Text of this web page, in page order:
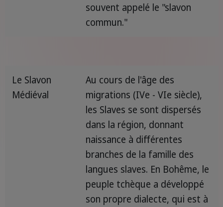
souvent appelé le "slavon
commun."
Le Slavon
Médiéval
Au cours de l'âge des
migrations (IVe - VIe siècle),
les Slaves se sont dispersés
dans la région, donnant
naissance à différentes
branches de la famille des
langues slaves. En Bohême, le
peuple tchèque a développé
son propre dialecte, qui est à